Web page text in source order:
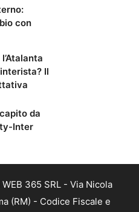
con
Il
da
Inter
365 SRL - Via Nicola
(RM) - Codice Fiscale e